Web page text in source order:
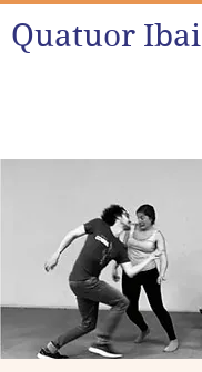
Quatuor Ibai